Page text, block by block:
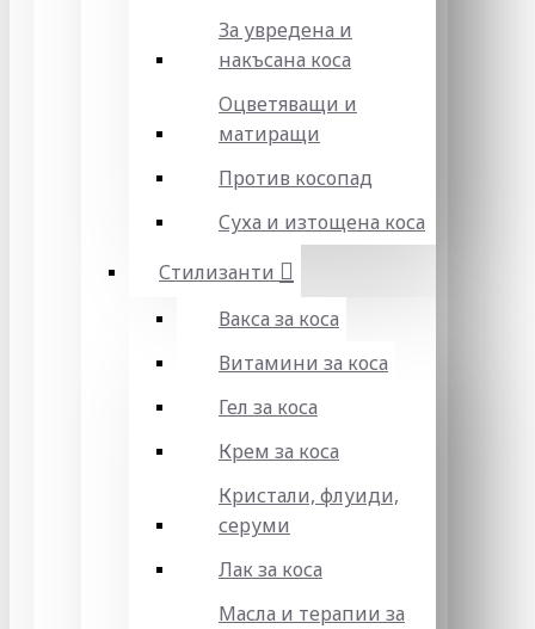
За увредена и
накъсана коса
Оцветяващи и
матиращи
Против косопад
Суха и изтощена коса
Стилизанти
Вакса за коса
Витамини за коса
Гел за коса
Крем за коса
Кристали, флуиди,
серуми
Лак за коса
Масла и терапии за